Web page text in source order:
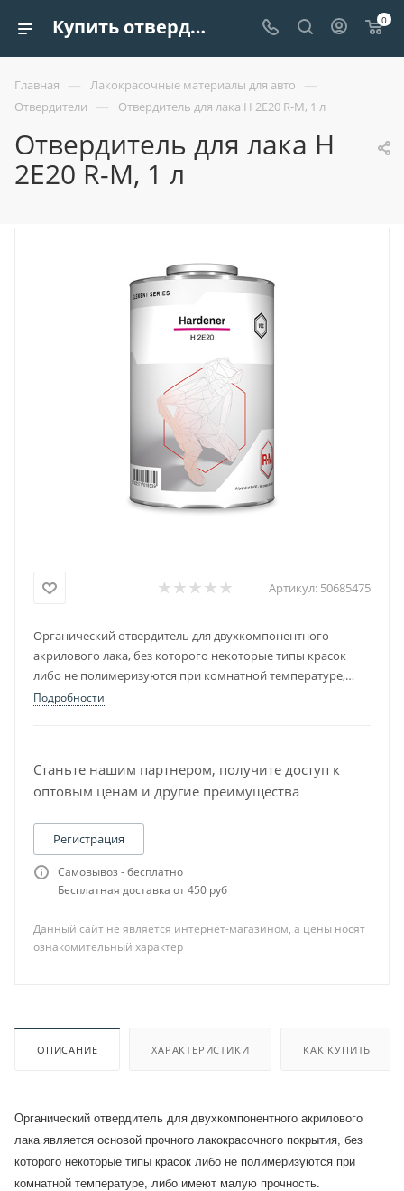
Купить отвердитель для лака h 2e20 r-m, 1 л | Европроект Tрейдинг 0
Главная — Лакокрасочные материалы для авто —
Отвердители — Отвердитель для лака H 2E20 R-M, 1 л
Отвердитель для лака H
2E20 R-M, 1 л
Артикул: 50685475
Органический отвердитель для двухкомпонентного
акрилового лака, без которого некоторые типы красок
либо не полимеризуются при комнатной температуре,
либо имеют малую прочность.
Подробности
Станьте нашим партнером, получите доступ к
оптовым ценам и другие преимущества
Регистрация
Самовывоз - бесплатно
Бесплатная доставка от 450 руб
Данный сайт не является интернет-магазином, а цены носят
ознакомительный характер
ОПИСАНИЕ ХАРАКТЕРИСТИКИ КАК КУПИТЬ
Органический отвердитель для двухкомпонентного акрилового
лака является основой прочного лакокрасочного покрытия, без
которого некоторые типы красок либо не полимеризуются при
комнатной температуре, либо имеют малую прочность.